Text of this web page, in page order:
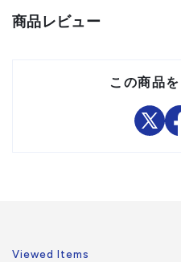
商品レビュー
この商品
Viewed Items